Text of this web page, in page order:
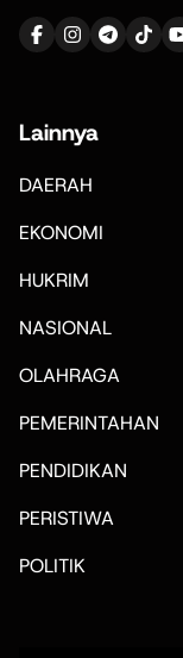
Lainnya
DAERAH
EKONOMI
HUKRIM
NASIONAL
OLAHRAGA
PEMERINTAHAN
PENDIDIKAN
PERISTIWA
POLITIK